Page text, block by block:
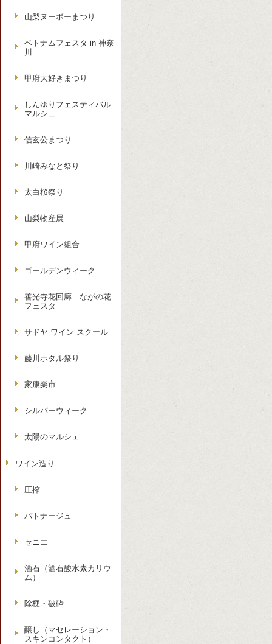
山梨ヌーボーまつり
ベトナムフェスタ in 神奈
川
甲府大好きまつり
しんゆりフェスティバル
マルシェ
信玄公まつり
川崎みなと祭り
太白桜祭り
山梨物産展
甲府ワイン組合
ゴールデンウィーク
善光寺花回廊 ながの花
フェスタ
サドヤ ワイン スクール
藤川ホタル祭り
家康楽市
シルバーウィーク
太陽のマルシェ
ワイン造り
圧搾
バトナージュ
セニエ
酒石（酒石酸水素カリウ
ム）
除梗・破砕
醸し（マセレーション・
スキンコンタクト）